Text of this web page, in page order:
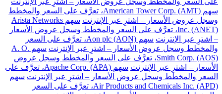
سهم American Tower Corp. (AMT)، تعرَّف على السعر والمخطط
وسجل عروض الأسعار – اشترِ عبر الإنترنت
سهم Arista Networks
Inc. (ANET)، تعرَّف على السعر والمخطط وسجل عروض الأسعار
– اشترِ عبر الإنترنت
سهم Aon plc (AON)، تعرَّف على السعر
والمخطط وسجل عروض الأسعار – اشترِ عبر الإنترنت
سهم A. O.
Smith Corp. (AOS)، تعرَّف على السعر والمخطط وسجل عروض
الأسعار – اشترِ عبر الإنترنت
سهم Apache Corp. (APA)، تعرَّف على
السعر والمخطط وسجل عروض الأسعار – اشترِ عبر الإنترنت سهم
Air Products and Chemicals Inc. (APD)، تعرَّف على السعر